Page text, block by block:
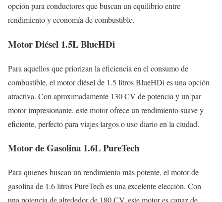
opción para conductores que buscan un equilibrio entre
rendimiento y economía de combustible.
Motor Diésel 1.5L BlueHDi
Para aquellos que priorizan la eficiencia en el consumo de
combustible, el motor diésel de 1.5 litros BlueHDi es una opción
atractiva. Con aproximadamente 130 CV de potencia y un par
motor impresionante, este motor ofrece un rendimiento suave y
eficiente, perfecto para viajes largos o uso diario en la ciudad.
Motor de Gasolina 1.6L PureTech
Para quienes buscan un rendimiento más potente, el motor de
gasolina de 1.6 litros PureTech es una excelente elección. Con
una potencia de alrededor de 180 CV, este motor es capaz de